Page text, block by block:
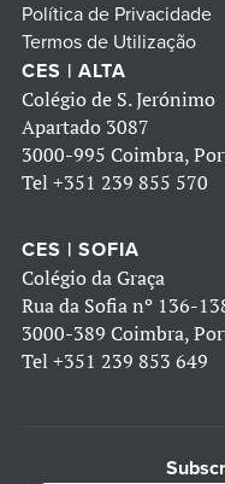
Política de Privacidade
Termos de Utilização
CES | ALTA
Colégio de S. Jerónimo
Apartado 3087
3000-995 Coimbra,
Tel +351 239 855 570
CES | SOFIA
Colégio da Graça
Rua da Sofia nº 136-
3000-389 Coimbra,
Tel +351 239 853 649